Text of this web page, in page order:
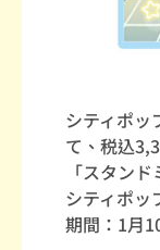
シティポッ
て、税込
「スタン
シティポッ
期間：1月